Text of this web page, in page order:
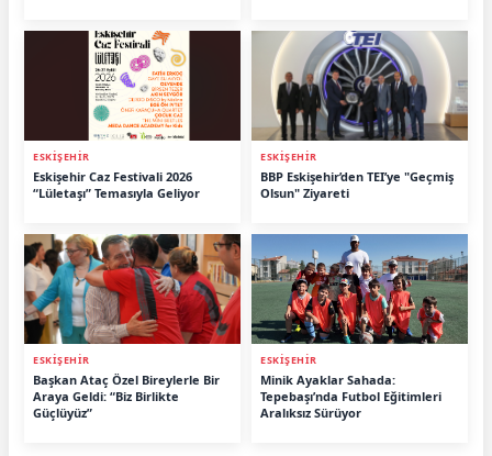
ESKİŞEHİR
Eskişehir Caz Festivali 2026
“Lületaşı” Temasıyla Geliyor
ESKİŞEHİR
BBP Eskişehir’den TEI’ye "Geçmiş
Olsun" Ziyareti
ESKİŞEHİR
Başkan Ataç Özel Bireylerle Bir
Araya Geldi: “Biz Birlikte
Güçlüyüz”
ESKİŞEHİR
Minik Ayaklar Sahada:
Tepebaşı’nda Futbol Eğitimleri
Aralıksız Sürüyor